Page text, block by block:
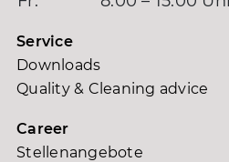
Service
Downloads
Quality & Cleaning advice
Career
Stellenangebote